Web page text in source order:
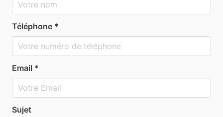
Téléphone *
Email *
Sujet